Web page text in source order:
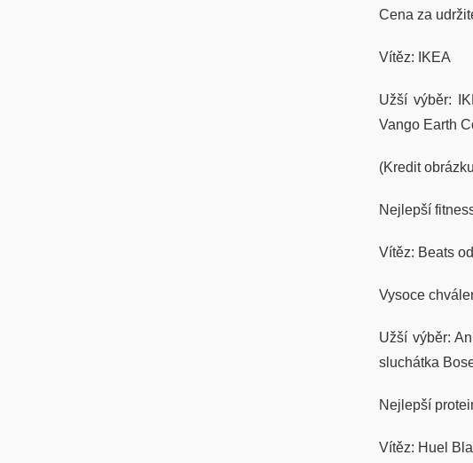
Cena za
Vítěz: IKEA
Užší výběr:
Vango Earth
(Kredit
Nejlepší
Vítěz: Beats
Vysoce
Užší výběr:
sluchátka
Nejlepší
Vítěz: Huel